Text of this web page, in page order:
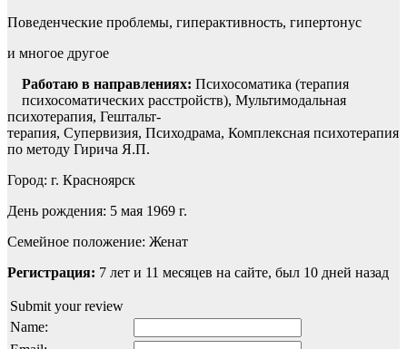
Поведенческие проблемы, гиперактивность, гипертонус
и многое другое
Работаю в направлениях: Психосоматика (терапия
психосоматических расстройств), Мультимодальная
психотерапия, Гештальт-
терапия, Супервизия, Психодрама, Комплексная психотерапия
по методу Гирича Я.П.
Город: г. Красноярск
День рождения: 5 мая 1969 г.
Семейное положение: Женат
Регистрация: 7 лет и 11 месяцев на сайте, был 10 дней назад
Submit your review
Name: